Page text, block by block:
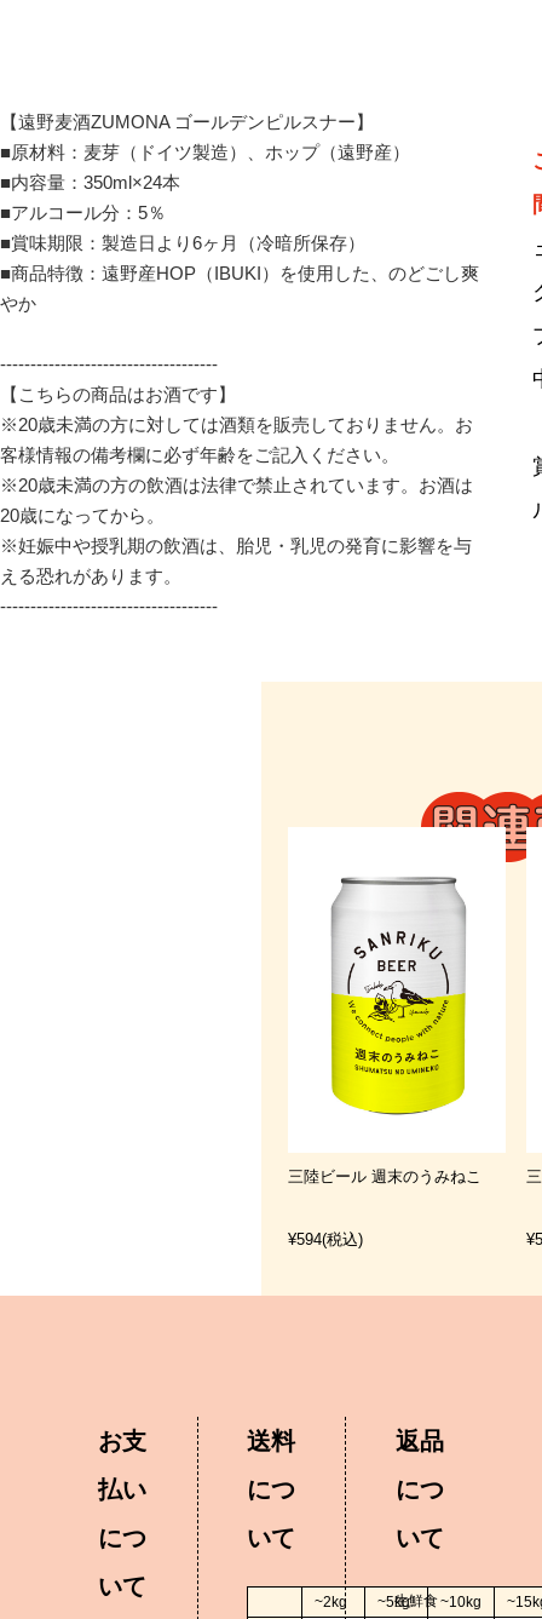
【遠野麦酒ZUMONA ゴールデンピルスナー】
■原材料：麦芽（ドイツ製造）、ホップ（遠野産）
■内容量：350ml×24本
■アルコール分：5％
■賞味期限：製造日より6ヶ月（冷暗所保存）
■商品特徴：遠野産HOP（IBUKI）を使用した、のどごし爽
やか
------------------------------------
【こちらの商品はお酒です】
※20歳未満の方に対しては酒類を販売しておりません。お
客様情報の備考欄に必ず年齢をご記入ください。
※20歳未満の方の飲酒は法律で禁止されています。お酒は
20歳になってから。
※妊娠中や授乳期の飲酒は、胎児・乳児の発育に影響を与
える恐れがあります。
------------------------------------
三陸ビール 週末のうみねこ
¥594(税込)
お支
払い
につ
いて
送料
につ
いて
~2kg ~5kg ~10kg
返品
につ
いて
生鮮食